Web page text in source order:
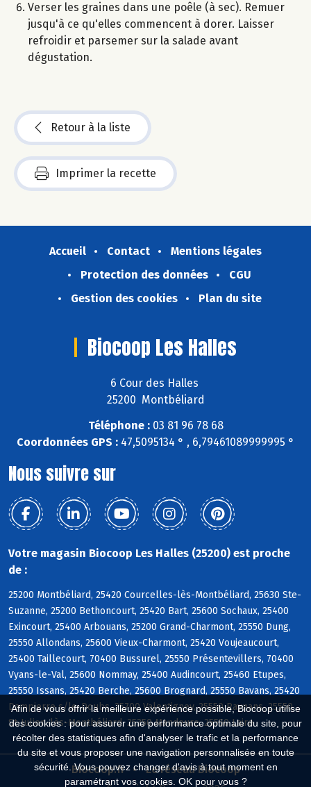
Afin de vous offrir la meilleure expérience possible, Biocoop utilise
des cookies : pour assurer une performance optimale du site, pour
récolter des statistiques afin d'analyser le trafic et la performance
du site et vous proposer une navigation personnalisée en toute
sécurité. Vous pouvez changer d'avis à tout moment en
paramétrant vos cookies. OK pour vous ?
Verser les graines dans une poêle (à sec). Remuer
jusqu'à ce qu'elles commencent à dorer. Laisser
refroidir et parsemer sur la salade avant
dégustation.
Retour à la liste
Imprimer la recette
Accueil Contact
Mentions légales
Protection des données
CGU
Gestion des cookies
Plan du site
Biocoop Les Halles
6 Cour des Halles
25200 Montbéliard
Téléphone :03 81 96 78 68
Coordonnées GPS : 47,5095134 ° , 6,79461089999995 °
Nous suivre sur
Votre magasin Biocoop Les Halles (25200) est proche
de :
25200 Montbéliard, 25420 Courcelles-lès-Montbéliard, 25630 Ste-
Suzanne, 25200 Bethoncourt, 25420 Bart, 25600 Sochaux, 25400
Exincourt, 25400 Arbouans, 25200 Grand-Charmont, 25550 Dung,
25550 Allondans, 25600 Vieux-Charmont, 25420 Voujeaucourt,
25400 Taillecourt, 70400 Bussurel, 25550 Présentevillers, 70400
Vyans-le-Val, 25600 Nommay, 25400 Audincourt, 25460 Etupes,
25550 Issans, 25420 Berche, 25600 Brognard, 25550 Bavans, 25420
Dampierre s/le-Doubs, 25700 Valentigney, 25550 Raynans, 25550
St-Julien-lès-Montbéliard, 25350 Mandeure, 25550 Laire
Biocoop.fr
Le réseau Biocoop